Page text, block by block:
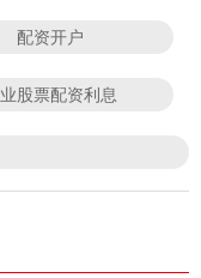
配资开户
股票配资利息